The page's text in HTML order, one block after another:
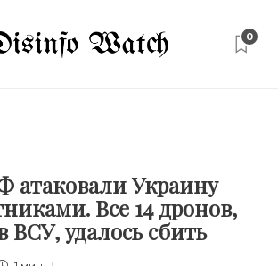
0
атаковали Украину
Все 14 дронов,
ВСУ, удалось сбить